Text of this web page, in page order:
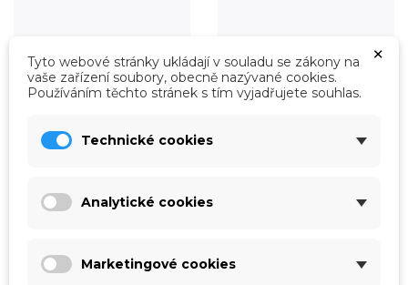
×
Tyto webové stránky ukládají v souladu se zákony na
vaše zařízení soubory, obecně nazývané cookies.
Používáním těchto stránek s tím vyjadřujete souhlas.
Technické cookies
Analytické cookies
Marketingové cookies